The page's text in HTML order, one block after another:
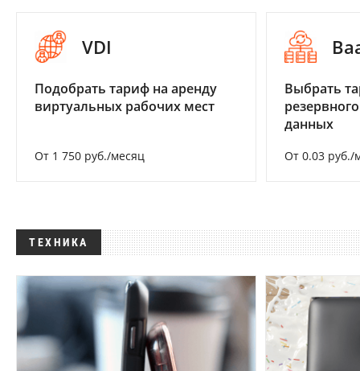
VDI
Подобрать тариф на аренду
виртуальных рабочих мест
От 1 750 руб./месяц
Выбрать
данных
От 0.03 руб./
ТЕХНИКА